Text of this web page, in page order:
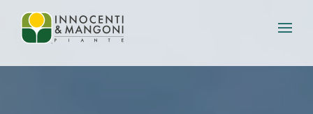
Skip to main content